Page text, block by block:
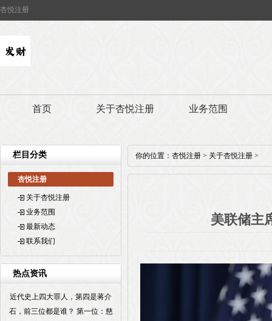
杏悦注册
首页 关于杏悦注册 业务范围
栏目分类
杏悦注册
关于杏悦注册
业务范围
最新动态
联系我们
热点资讯
近代史上四大罪人，第四是蒋介
石，前三位都是谁？ 第一位：慈
你的位置： 杏悦注册 > 关于杏悦注册 >
美联储主